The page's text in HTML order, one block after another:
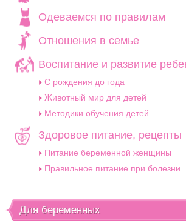
Одеваемся по правилам
Отношения в семье
Воспитание и развитие
C рождения до года
Животный мир для детей
Методики обучения детей
Здоровое питание, рецепты
Питание беременной женщины
Правильное питание при болезни
Для беременных